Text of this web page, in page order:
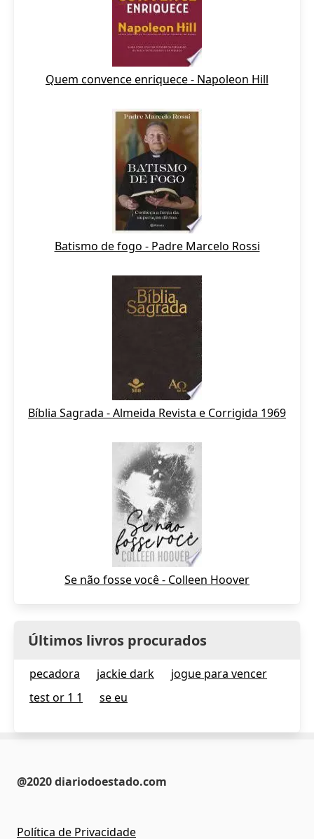
Quem convence enriquece - Napoleon Hill
Batismo de fogo - Padre Marcelo Rossi
Bíblia Sagrada - Almeida Revista e Corrigida 1969
Se não fosse você - Colleen Hoover
Últimos livros procurados
pecadora jackie dark
jogue para vencer
test or 1 1
se eu
@2020 diariodoestado.com
Política de Privacidade